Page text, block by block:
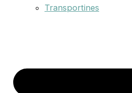
Transportines